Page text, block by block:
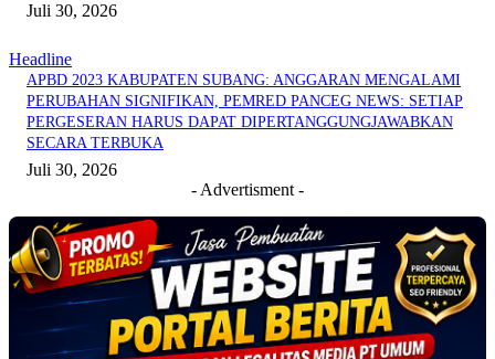
Juli 30, 2026
Headline
APBD 2023 KABUPATEN SUBANG: ANGGARAN MENGALAMI
PERUBAHAN SIGNIFIKAN, PEMRED PANCEG NEWS: SETIAP
PERGESERAN HARUS DAPAT DIPERTANGGUNGJAWABKAN
SECARA TERBUKA
Juli 30, 2026
- Advertisment -